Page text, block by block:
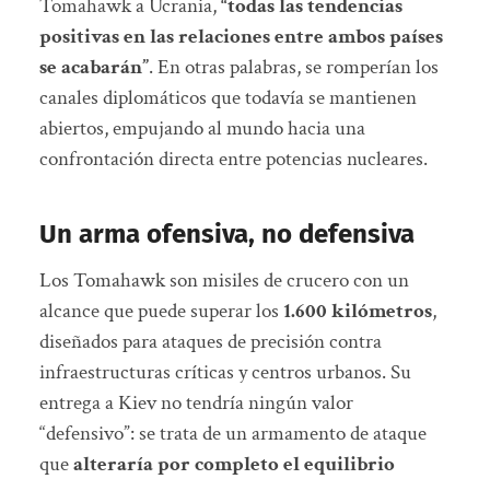
Tomahawk a Ucrania,“todas las tendencias
positivas en las relaciones entre ambos países
se acabarán”. En otras palabras, se romperían los
canales diplomáticos que todavía se mantienen
abiertos, empujando al mundo hacia una
confrontación directa entre potencias nucleares.
Un arma ofensiva, no defensiva
Los Tomahawk son misiles de crucero con un
alcance que puede superar los 1.600 kilómetros,
diseñados para ataques de precisión contra
infraestructuras críticas y centros urbanos. Su
entrega a Kiev no tendría ningún valor
“defensivo”: se trata de un armamento de ataque
quealteraría por completo el equilibrio